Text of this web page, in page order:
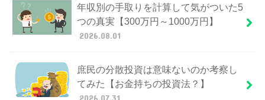
年収別の手取りを計算して気がついた5
つの真実【300万円～1000万円】
2026.08.01
庶民の分散投資は意味ないのか考察し
てみた【お金持ちの投資法？】
2026.07.31